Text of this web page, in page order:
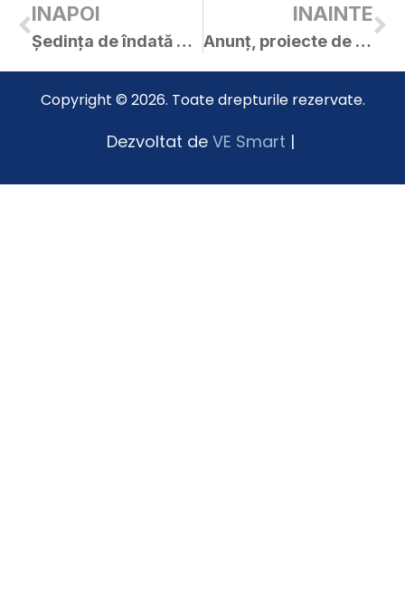
INAPOI
Ședința de îndată a C.L. Curtici din 08.01.2024
INAINTE
Anunț, proiecte de hotărâri și materiale – ședința extraordinară a C.L. Curtici în data de 19.01.2024
Copyright © 2026. Toate drepturile rezervate.
Dezvoltat de VE Smart |